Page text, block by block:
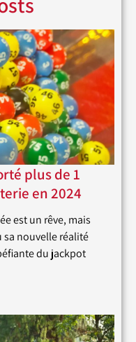
plus de 1
en 2024
est un rêve, mais
sa nouvelle réalité
du jackpot